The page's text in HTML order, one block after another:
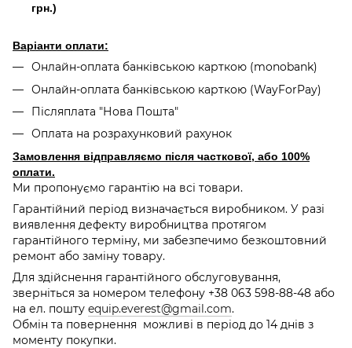
грн.)
Варіанти оплати:
Онлайн-оплата банківською карткою (monobank)
Онлайн-оплата банківською карткою (WayForPay)
Післяплата "Нова Пошта"
Оплата на розрахунковий рахунок
Замовлення відправляємо після часткової, або 100%
оплати.
Ми пропонуємо гарантію на всі товари.
Гарантійний період визначається виробником. У разі
виявлення дефекту виробництва протягом
гарантійного терміну, ми забезпечимо безкоштовний
ремонт або заміну товару.
Для здійснення гарантійного обслуговування,
зверніться за номером телефону +38 063 598-88-48 або
на ел. пошту equip.everest@gmail.com.
Обмін та повернення можливі в період до 14 днів з
моменту покупки.